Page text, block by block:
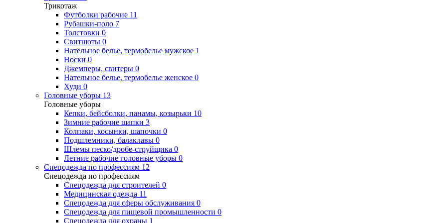
Трикотаж
Футболки рабочие 11
Рубашки-поло 7
Толстовки 0
Свитшоты 0
Нательное белье, термобелье мужское 1
Носки 0
Джемперы, свитеры 0
Нательное белье, термобелье женское 0
Худи 0
Головные уборы 13
Головные уборы
Кепки, бейсболки, панамы, козырьки 10
Зимние рабочие шапки 3
Колпаки, косынки, шапочки 0
Подшлемники, балаклавы 0
Шлемы песко/дробе-струйщика 0
Летние рабочие головные уборы 0
Спецодежда по профессиям 12
Спецодежда по профессиям
Спецодежда для строителей 0
Медицинская одежда 11
Спецодежда для сферы обслуживания 0
Спецодежда для пищевой промышленности 0
Спецодежда для охраны 1